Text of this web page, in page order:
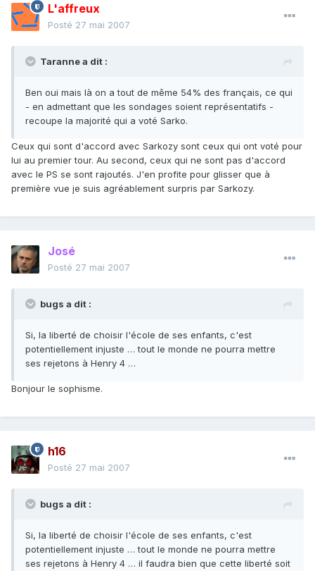
L'affreux
Posté 27 mai 2007
Taranne a dit :
Ben oui mais là on a tout de même 54% des français, ce qui
- en admettant que les sondages soient représentatifs -
recoupe la majorité qui a voté Sarko.
Ceux qui sont d'accord avec Sarkozy sont ceux qui ont voté pour
lui au premier tour. Au second, ceux qui ne sont pas d'accord
avec le PS se sont rajoutés. J'en profite pour glisser que à
première vue je suis agréablement surpris par Sarkozy.
José
Posté 27 mai 2007
bugs a dit :
Si, la liberté de choisir l'école de ses enfants, c'est
potentiellement injuste … tout le monde ne pourra mettre
ses rejetons à Henry 4 …
Bonjour le sophisme.
h16
Posté 27 mai 2007
bugs a dit :
Si, la liberté de choisir l'école de ses enfants, c'est
potentiellement injuste … tout le monde ne pourra mettre
ses rejetons à Henry 4 … il faudra bien que cette liberté soit